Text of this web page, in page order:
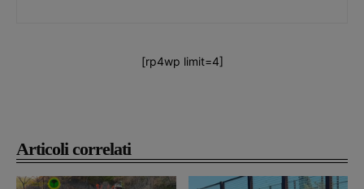
Articoli correlati
[rp4wp limit=4]